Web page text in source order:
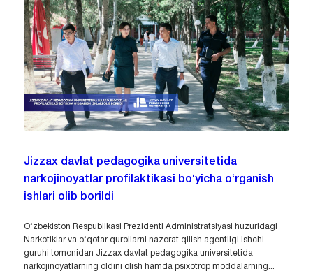
Jizzax davlat pedagogika universitetida
narkojinoyatlar profilaktikasi bo‘yicha o‘rganish
ishlari olib borildi
O‘zbekiston Respublikasi Prezidenti Administratsiyasi huzuridagi
Narkotiklar va o‘qotar qurollarni nazorat qilish agentligi ishchi
guruhi tomonidan Jizzax davlat pedagogika universitetida
narkojinoyatlarning oldini olish hamda psixotrop moddalarning...